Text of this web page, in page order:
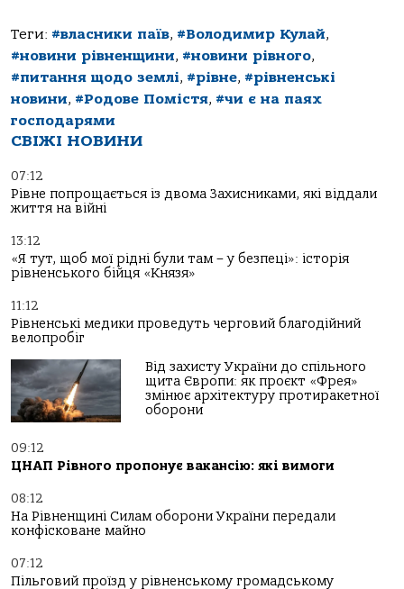
Теги: #власники паїв, #Володимир Кулай,
#новини рівненщини, #новини рівного,
#питання щодо землі, #рівне, #рівненські
новини, #Родове Помістя, #чи є на паях
господарями
СВІЖІ НОВИНИ
07:12
Рівне попрощається із двома Захисниками, які віддали
життя на війні
13:12
«Я тут, щоб мої рідні були там – у безпеці»: історія
рівненського бійця «Князя»
11:12
Рівненські медики проведуть черговий благодійний
велопробіг
Від захисту України до спільного
щита Європи: як проєкт «Фрея»
змінює архітектуру протиракетної
оборони
09:12
ЦНАП Рівного пропонує вакансію: які вимоги
08:12
На Рівненщині Силам оборони України передали
конфісковане майно
07:12
Пільговий проїзд у рівненському громадському